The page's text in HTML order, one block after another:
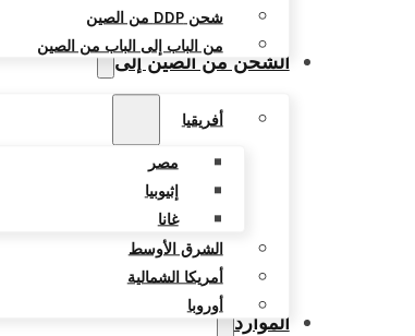
شحن DDP من الصين
من الباب إلى الباب من الصين
الشحن من الصين إلى
أفريقيا
مصر
إثيوبيا
غانا
الشرق الأوسط
أمريكا الشمالية
أوروبا
الموارد